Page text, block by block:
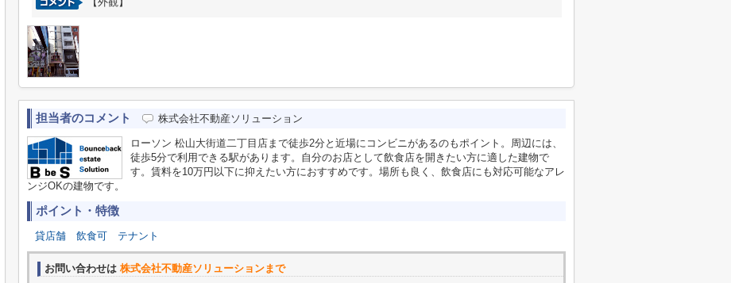
担当者のコメント 株式会社不動産ソリューション
ローソン 松山大街道二丁目店まで徒歩2分と近場にコンビニがあるのもポイント。周辺には、
徒歩5分で利用できる駅があります。自分のお店として飲食店を開きたい方に適した建物で
す。賃料を10万円以下に抑えたい方におすすめです。場所も良く、飲食店にも対応可能なアレ
ンジOKの建物です。
ポイント・特徴
貸店舗 飲食可 テナント
お問い合わせは 株式会社不動産ソリューションまで